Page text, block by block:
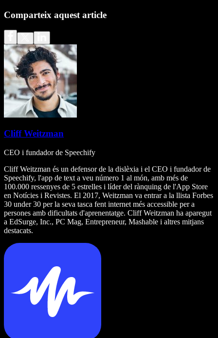
Comparteix aquest article
Cliff Weitzman
CEO i fundador de Speechify
Cliff Weitzman és un defensor de la dislèxia i el CEO i fundador de
Speechify, l'app de text a veu número 1 al món, amb més de
100.000 ressenyes de 5 estrelles i líder del rànquing de l'App Store
en Notícies i Revistes. El 2017, Weitzman va entrar a la llista Forbes
30 under 30 per la seva tasca fent internet més accessible per a
persones amb dificultats d'aprenentatge. Cliff Weitzman ha aparegut
a EdSurge, Inc., PC Mag, Entrepreneur, Mashable i altres mitjans
destacats.